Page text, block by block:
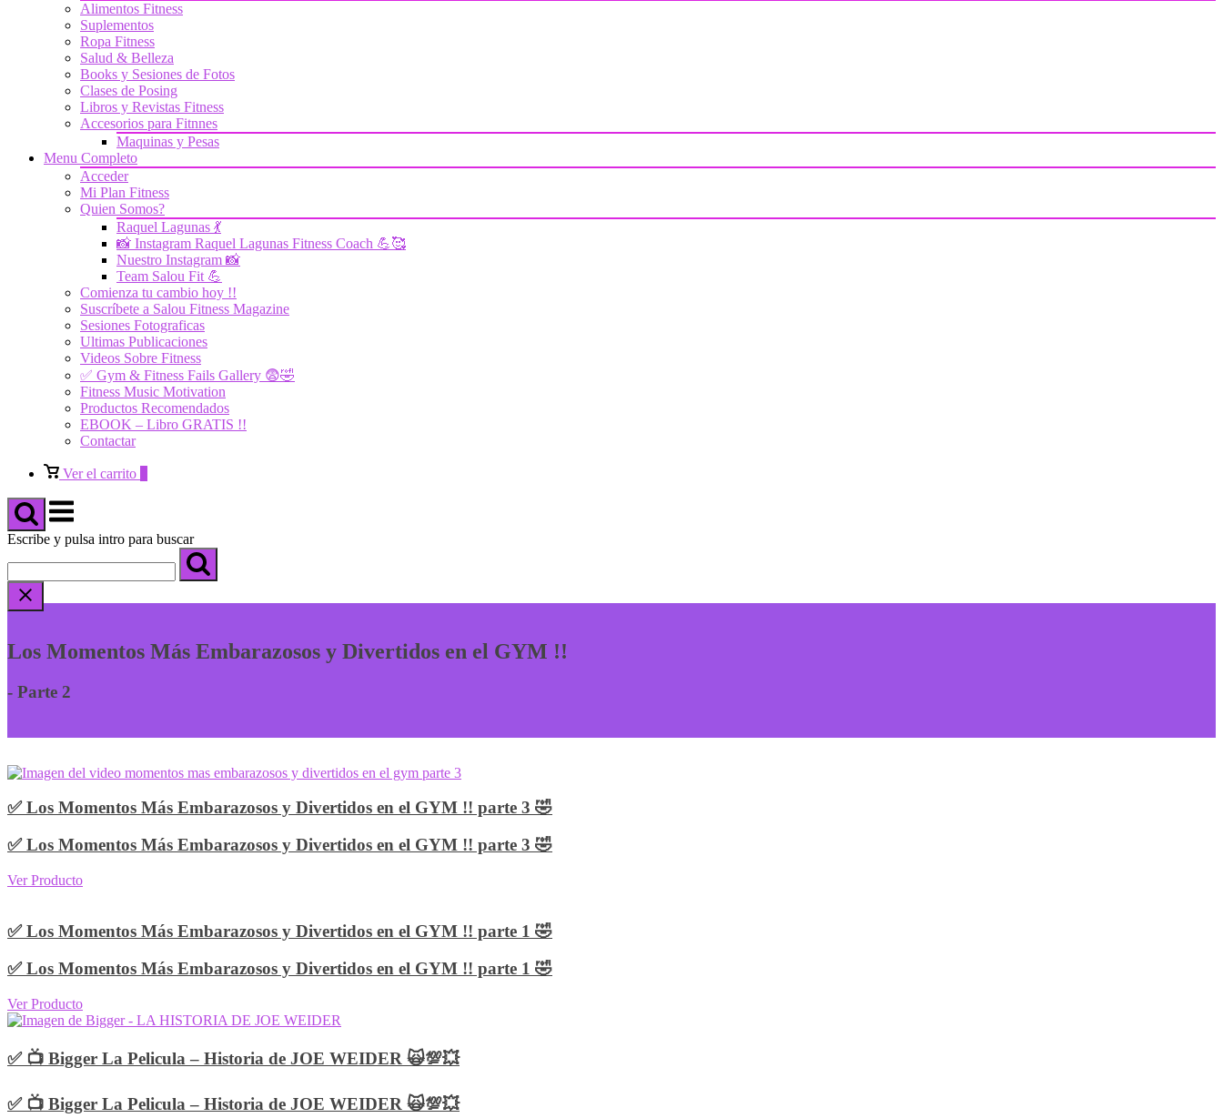
Alimentos Fitness
Suplementos
Ropa Fitness
Salud & Belleza
Books y Sesiones de Fotos
Clases de Posing
Libros y Revistas Fitness
Accesorios para Fitnnes
Maquinas y Pesas
Menu Completo
Acceder
Mi Plan Fitness
Quien Somos?
Raquel Lagunas 💃
📸 Instagram Raquel Lagunas Fitness Coach 💪🥰
Nuestro Instagram 📸
Team Salou Fit 💪
Comienza tu cambio hoy !!
Suscríbete a Salou Fitness Magazine
Sesiones Fotograficas
Ultimas Publicaciones
Videos Sobre Fitness
✅ Gym & Fitness Fails Gallery 😨🤣
Fitness Music Motivation
Productos Recomendados
EBOOK – Libro GRATIS !!
Contactar
Ver
carrito
de
compra
Ver el carrito
Menú
Escribe y pulsa intro para buscar
Los Momentos Más Embarazosos y Divertidos en el GYM !!
- Parte 2
✅ Los Momentos Más Embarazosos y Divertidos en el GYM !! parte 3 🤣
✅ Los Momentos Más Embarazosos y Divertidos en el GYM !! parte 3 🤣
Ver Producto
✅ Los Momentos Más Embarazosos y Divertidos en el GYM !! parte 1 🤣
✅ Los Momentos Más Embarazosos y Divertidos en el GYM !! parte 1 🤣
Ver Producto
✅ 📺 Bigger La Pelicula – Historia de JOE WEIDER 🙀💯💥
✅ 📺 Bigger La Pelicula – Historia de JOE WEIDER 🙀💯💥